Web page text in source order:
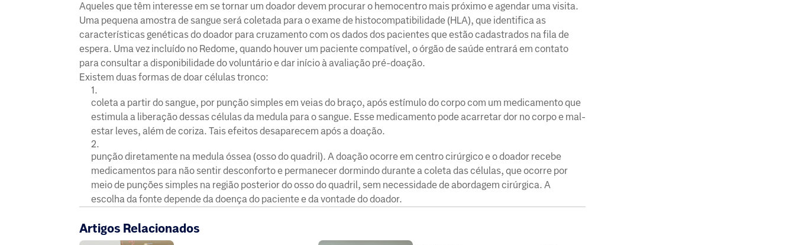
Aqueles que têm interesse em se tornar um doador devem procurar o hemocentro mais próximo e agendar uma visita.
Uma pequena amostra de sangue será coletada para o exame de histocompatibilidade (HLA), que identifica as
características genéticas do doador para cruzamento com os dados dos pacientes que estão cadastrados na fila de
espera. Uma vez incluído no Redome, quando houver um paciente compatível, o órgão de saúde entrará em contato
para consultar a disponibilidade do voluntário e dar início à avaliação pré-doação.
Existem duas formas de doar células tronco:
coleta a partir do sangue, por punção simples em veias do braço, após estímulo do corpo com um medicamento que
estimula a liberação dessas células da medula para o sangue. Esse medicamento pode acarretar dor no corpo e mal-
estar leves, além de coriza. Tais efeitos desaparecem após a doação.
punção diretamente na medula óssea (osso do quadril). A doação ocorre em centro cirúrgico e o doador recebe
medicamentos para não sentir desconforto e permanecer dormindo durante a coleta das células, que ocorre por
meio de punções simples na região posterior do osso do quadril, sem necessidade de abordagem cirúrgica. A
escolha da fonte depende da doença do paciente e da vontade do doador.
Artigos Relacionados